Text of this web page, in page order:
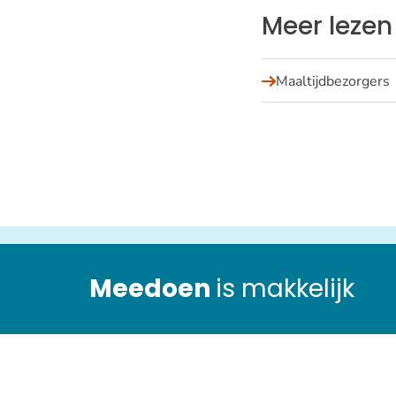
Meer lezen
Maaltijdbezorgers
Meedoen is makkelijk